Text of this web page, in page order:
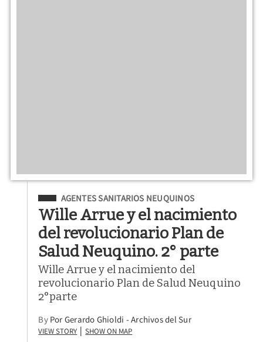
Filed Under
AGENTES SANITARIOS NEUQUINOS
Wille Arrue y el nacimiento
del revolucionario Plan de
Salud Neuquino. 2° parte
Wille Arrue y el nacimiento del
revolucionario Plan de Salud Neuquino
2°parte
By Por Gerardo Ghioldi - Archivos del Sur
View Story | Show on Map